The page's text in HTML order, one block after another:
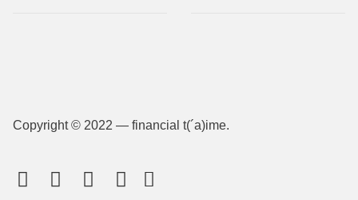
Copyright © 2022 — financial t(´a)ime.